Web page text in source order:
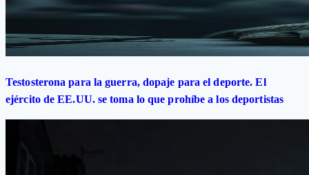
Testosterona para la guerra, dopaje para el deporte. El
ejército de EE.UU. se toma lo que prohíbe a los deportistas